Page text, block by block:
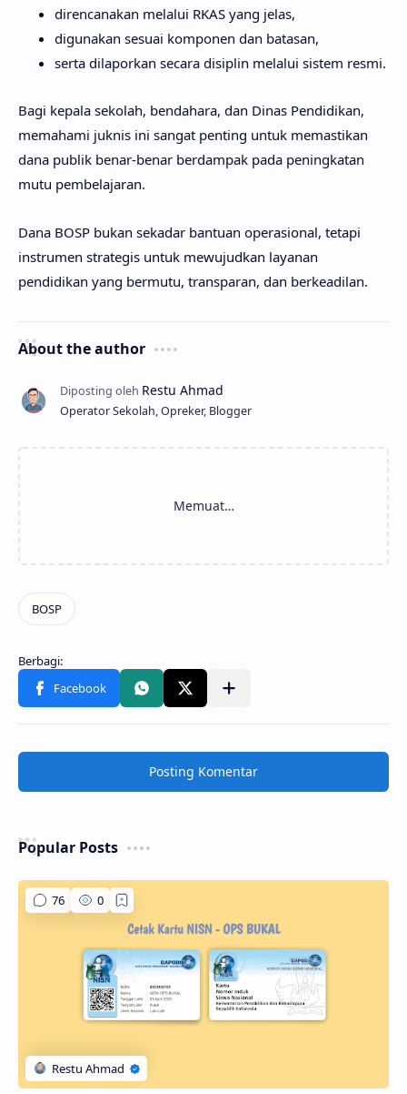
direncanakan melalui RKAS yang jelas,
digunakan sesuai komponen dan batasan,
serta dilaporkan secara disiplin melalui sistem resmi.
Bagi kepala sekolah, bendahara, dan Dinas Pendidikan,
memahami juknis ini sangat penting untuk memastikan
dana publik benar-benar berdampak pada peningkatan
mutu pembelajaran.
Dana BOSP bukan sekadar bantuan operasional, tetapi
instrumen strategis untuk mewujudkan layanan
pendidikan yang bermutu, transparan, dan berkeadilan.
About the author
Operator Sekolah, Opreker, Blogger
Posting Komentar
Popular Posts